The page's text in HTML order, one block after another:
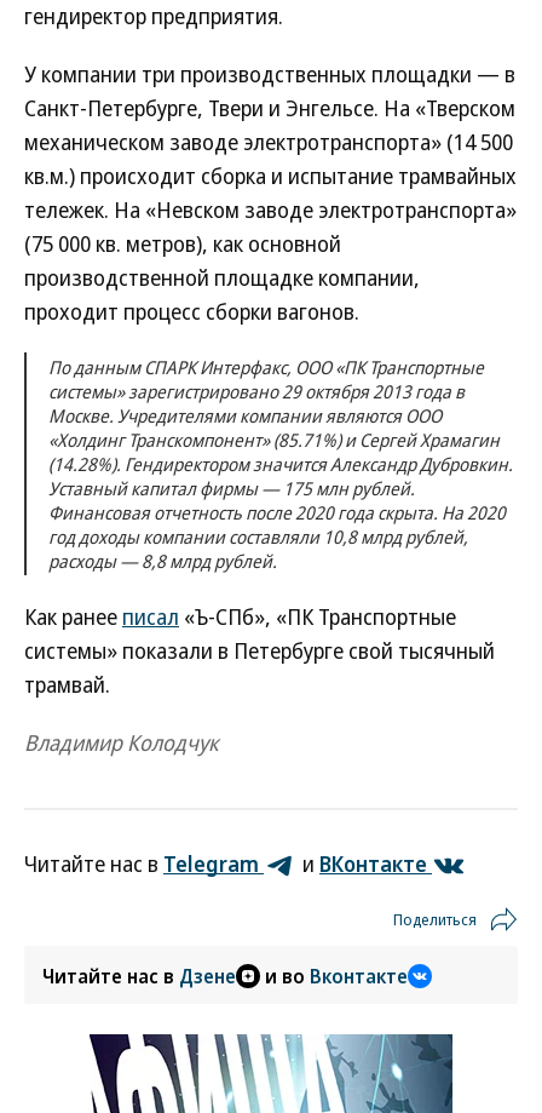
гендиректор предприятия.
У компании три производственных площадки — в
Санкт-Петербурге, Твери и Энгельсе. На «Тверском
механическом заводе электротранспорта» (14 500
кв.м.) происходит сборка и испытание трамвайных
тележек. На «Невском заводе электротранспорта»
(75 000 кв. метров), как основной
производственной площадке компании,
проходит процесс сборки вагонов.
По данным СПАРК Интерфакс, ООО «ПК Транспортные
системы» зарегистрировано 29 октября 2013 года в
Москве. Учредителями компании являются ООО
«Холдинг Транскомпонент» (85.71%) и Сергей Храмагин
(14.28%). Гендиректором значится Александр Дубровкин.
Уставный капитал фирмы — 175 млн рублей.
Финансовая отчетность после 2020 года скрыта. На 2020
год доходы компании составляли 10,8 млрд рублей,
расходы — 8,8 млрд рублей.
Как ранее писал «Ъ-СПб», «ПК Транспортные
системы» показали в Петербурге свой тысячный
трамвай.
Владимир Колодчук
Читайте нас в Telegram и ВКонтакте
Поделиться
Читайте нас в Дзене и во Вконтакте